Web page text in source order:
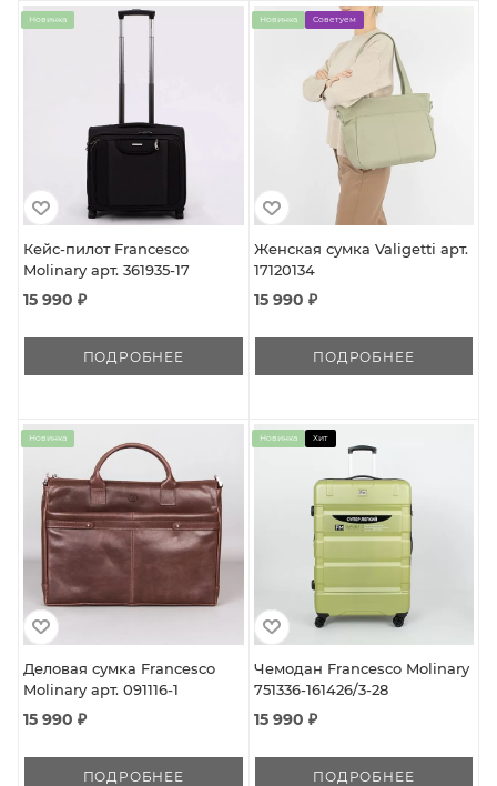
Новинка
Кейс-пилот Francesco
Molinary арт. 361935-17
15 990 ₽
ПОДРОБНЕЕ
Новинка Советуем
Женская сумка Valigetti арт.
17120134
15 990 ₽
ПОДРОБНЕЕ
Новинка
Деловая сумка Francesco
Molinary арт. 091116-1
15 990 ₽
ПОДРОБНЕЕ
Новинка Хит
Чемодан Francesco Molinary
751336-161426/3-28
15 990 ₽
ПОДРОБНЕЕ